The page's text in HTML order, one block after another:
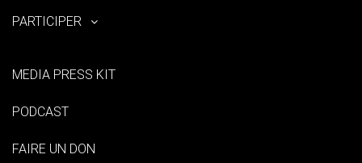
PARTICIPER
MEDIA PRESS KIT
PODCAST
FAIRE UN DON